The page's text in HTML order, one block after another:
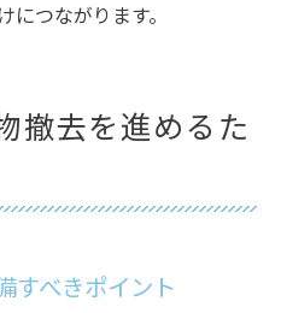
つながります。
撤去を進めるた
すべきポイント